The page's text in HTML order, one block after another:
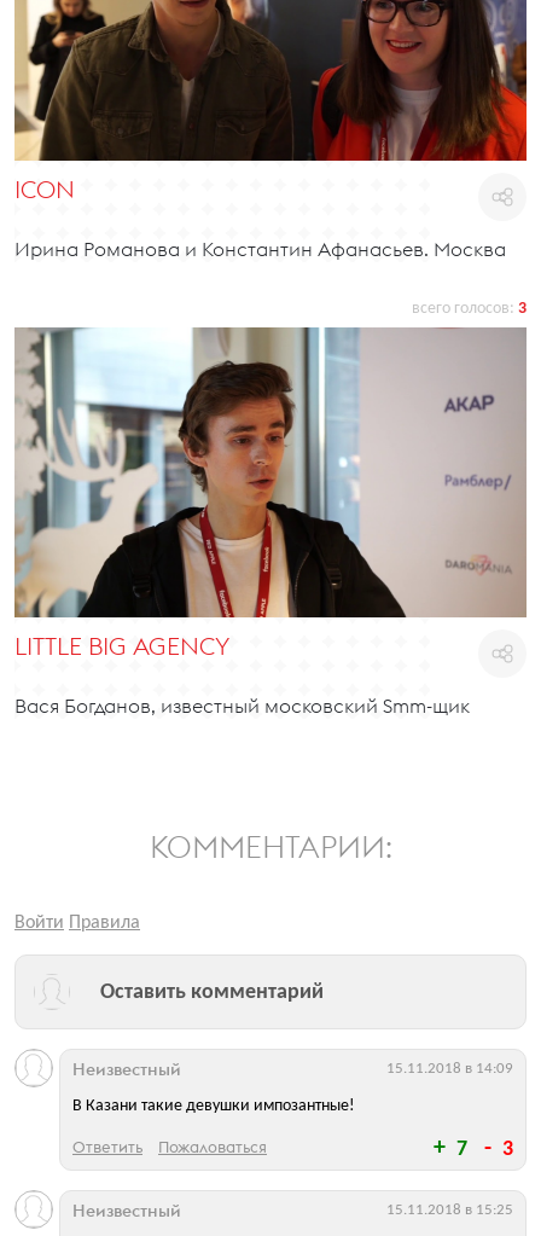
ICON
Ирина Романова и Константин Афанасьев. Москва
всего голосов: 3
LITTLE BIG AGENCY
Вася Богданов, известный московский Smm-щик
КОММЕНТАРИИ:
Войти Правила
Оставить комментарий
7 3
В Казани такие девушки импозантные!
Неизвестный 15.11.2018 в 14:09
Ответить Пожаловаться
Неизвестный 15.11.2018 в 15:25